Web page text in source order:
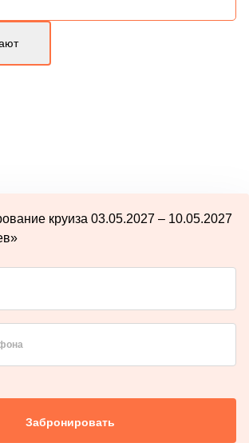
круиза 03.05.2027 – 10.05.2027
Забронировать